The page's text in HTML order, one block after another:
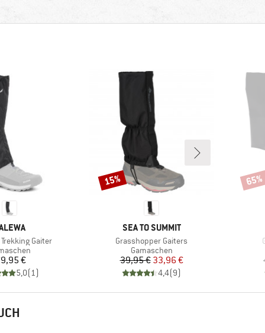
Trekking Gaiter
Preis
€
5,0(1)
MARKE
SEA TO SUMMIT
Artikel
Grasshopper Gaiters
Produktgruppe
Gamaschen
Preis
39,95 €reduzierter Preis
33,96 €
4,4(9)
Rabatt
15% 65%